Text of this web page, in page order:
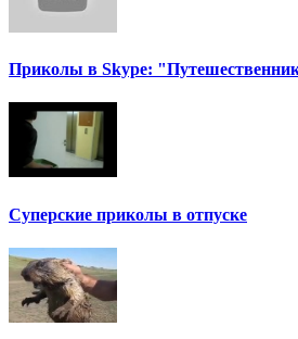
Приколы в Skype:
Суперские приколы в отпуске